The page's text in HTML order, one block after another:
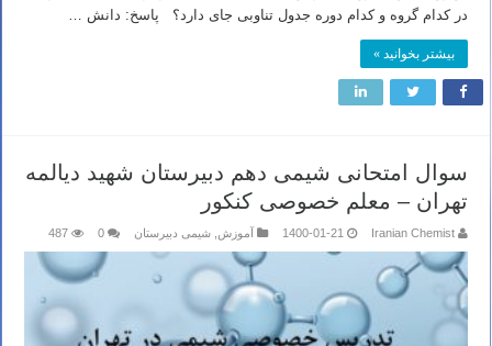
در کدام گروه و کدام دوره جدول تناوبی جای دارد؟ پاسخ: دانش …
بیشتر بخوانید »
سوال امتحانی شیمی دهم دبیرستان شهید دیالمه
تهران – معلم خصوصی کنکور
Iranian Chemist
1400-01-21 آموزش شیمی دبیرستان 0
487